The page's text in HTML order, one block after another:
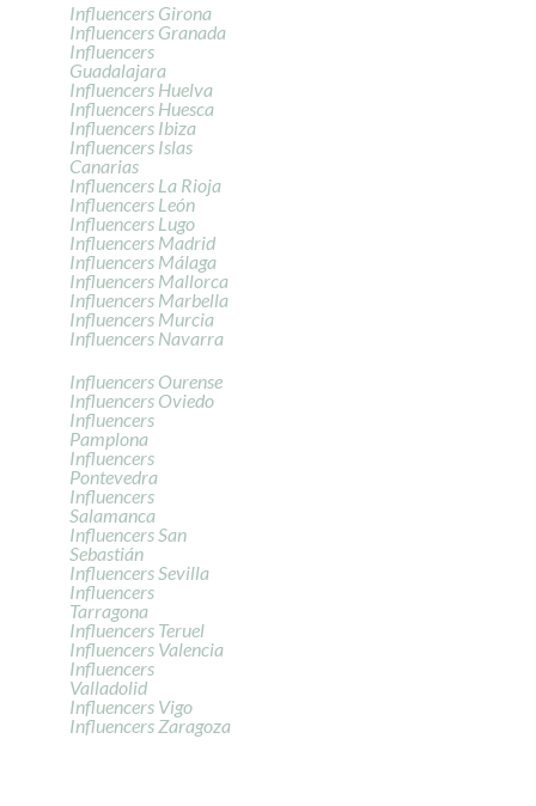
Influencers Girona
Influencers Granada
Influencers
Guadalajara
Influencers Huelva
Influencers Huesca
Influencers Ibiza
Influencers Islas
Canarias
Influencers La Rioja
Influencers León
Influencers Lugo
Influencers Madrid
Influencers Málaga
Influencers Mallorca
Influencers Marbella
Influencers Murcia
Influencers Navarra
Influencers Ourense
Influencers Oviedo
Influencers
Pamplona
Influencers
Pontevedra
Influencers
Salamanca
Influencers San
Sebastián
Influencers Sevilla
Influencers
Tarragona
Influencers Teruel
Influencers Valencia
Influencers
Valladolid
Influencers Vigo
Influencers Zaragoza